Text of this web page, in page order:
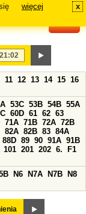
więcej x
11 12 13 14 15 16
53C 53B 54B 55A
60D 61 62 63
71A 71B 72A 72B
82A 82B 83 84A
88D 89 90 91A 91B
101 201 202 6.
F1
N6 N7A N7B
N8